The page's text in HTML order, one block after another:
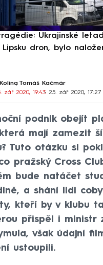
Ukrajinské
dron, bylo
, Tomáš Kačmár
zář 2020, 19:43• 25. zář 2020, 17:27
podnik obejít
mají zamezit
Tuto otázku si
pražský Cross
bude natáčet
a shání lidi coby
kteří by v klubu
přispěl i ministr
však údajní
ustoupili.